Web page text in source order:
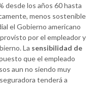
desde los años 60 hasta
menos sostenible
el Gobierno americano
por el empleador y
La sensibilidad de
que el empleado
aun no siendo muy
tenderá a